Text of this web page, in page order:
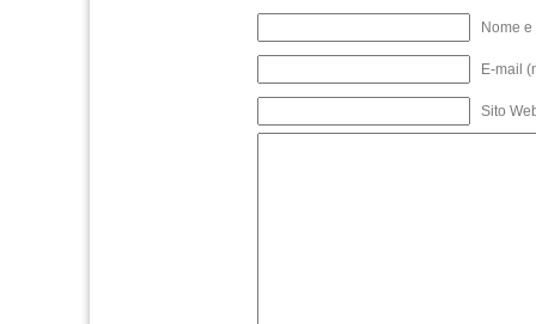
Nome
E-mail
Sito